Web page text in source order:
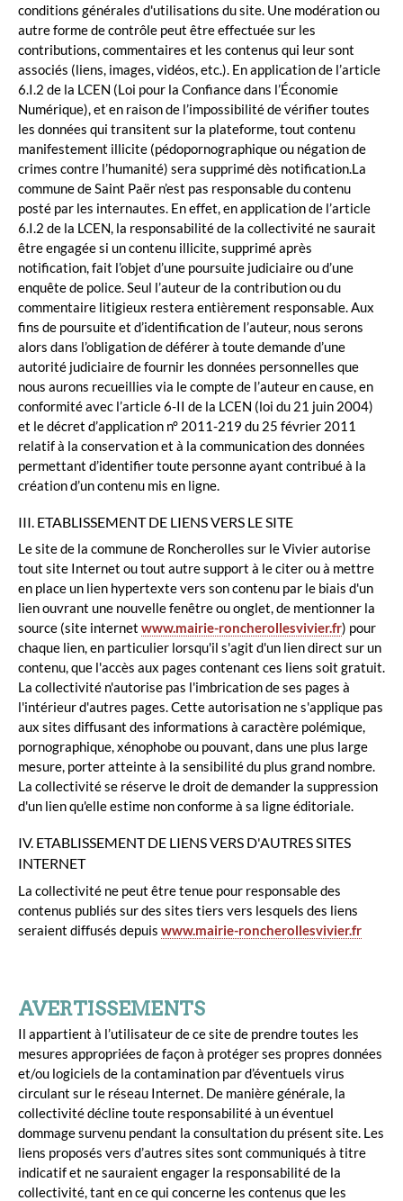
conditions générales d'utilisations du site. Une modération ou
autre forme de contrôle peut être effectuée sur les
contributions, commentaires et les contenus qui leur sont
associés (liens, images, vidéos, etc.). En application de l’article
6.I.2 de la LCEN (Loi pour la Confiance dans l’Économie
Numérique), et en raison de l’impossibilité de vérifier toutes
les données qui transitent sur la plateforme, tout contenu
manifestement illicite (pédopornographique ou négation de
crimes contre l’humanité) sera supprimé dès notification.La
commune de Saint Paër n’est pas responsable du contenu
posté par les internautes. En effet, en application de l’article
6.I.2 de la LCEN, la responsabilité de la collectivité ne saurait
être engagée si un contenu illicite, supprimé après
notification, fait l’objet d’une poursuite judiciaire ou d’une
enquête de police. Seul l’auteur de la contribution ou du
commentaire litigieux restera entièrement responsable. Aux
fins de poursuite et d’identification de l’auteur, nous serons
alors dans l’obligation de déférer à toute demande d’une
autorité judiciaire de fournir les données personnelles que
nous aurons recueillies via le compte de l’auteur en cause, en
conformité avec l’article 6-II de la LCEN (loi du 21 juin 2004)
et le décret d’application n° 2011-219 du 25 février 2011
relatif à la conservation et à la communication des données
permettant d’identifier toute personne ayant contribué à la
création d’un contenu mis en ligne.
III. ETABLISSEMENT DE LIENS VERS LE SITE
Le site de la commune de Roncherolles sur le Vivier autorise
tout site Internet ou tout autre support à le citer ou à mettre
en place un lien hypertexte vers son contenu par le biais d'un
lien ouvrant une nouvelle fenêtre ou onglet, de mentionner la
source (site internet www.mairie-roncherollesvivier.fr) pour
chaque lien, en particulier lorsqu'il s'agit d'un lien direct sur un
contenu, que l'accès aux pages contenant ces liens soit gratuit.
La collectivité n'autorise pas l'imbrication de ses pages à
l'intérieur d'autres pages. Cette autorisation ne s'applique pas
aux sites diffusant des informations à caractère polémique,
pornographique, xénophobe ou pouvant, dans une plus large
mesure, porter atteinte à la sensibilité du plus grand nombre.
La collectivité se réserve le droit de demander la suppression
d'un lien qu'elle estime non conforme à sa ligne éditoriale.
IV. ETABLISSEMENT DE LIENS VERS D'AUTRES SITES
INTERNET
La collectivité ne peut être tenue pour responsable des
contenus publiés sur des sites tiers vers lesquels des liens
seraient diffusés depuis www.mairie-roncherollesvivier.fr
AVERTISSEMENTS
Il appartient à l’utilisateur de ce site de prendre toutes les
mesures appropriées de façon à protéger ses propres données
et/ou logiciels de la contamination par d’éventuels virus
circulant sur le réseau Internet. De manière générale, la
collectivité décline toute responsabilité à un éventuel
dommage survenu pendant la consultation du présent site. Les
liens proposés vers d’autres sites sont communiqués à titre
indicatif et ne sauraient engager la responsabilité de la
collectivité, tant en ce qui concerne les contenus que les